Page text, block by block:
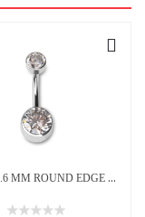
БАНАН 1.6 ММ ROUND EDGE CLEAR CRYSTAL 5 Х 8 ММ ВНУТРЕННЯЯ РЕЗЬБА ТИТАН